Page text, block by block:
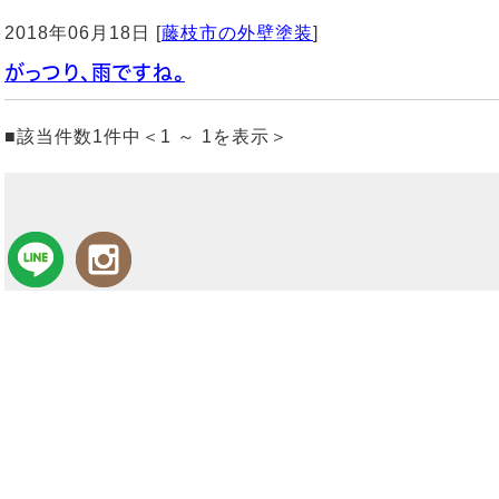
2018年06月18日 [藤枝市の外壁塗装]
がっつり、雨ですね。
■該当件数1件中＜1 ～ 1を表示＞